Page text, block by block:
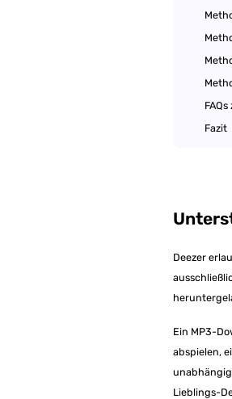
Fazit
Deezer
Ein MP3-
abspielen,
unabhängig
Lieblings-